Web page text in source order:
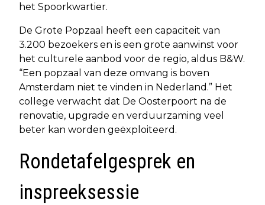
het Spoorkwartier.
De Grote Popzaal heeft een capaciteit van
3.200 bezoekers en is een grote aanwinst voor
het culturele aanbod voor de regio, aldus B&W.
“Een popzaal van deze omvang is boven
Amsterdam niet te vinden in Nederland.” Het
college verwacht dat De Oosterpoort na de
renovatie, upgrade en verduurzaming veel
beter kan worden geëxploiteerd.
Rondetafelgesprek en
inspreeksessie